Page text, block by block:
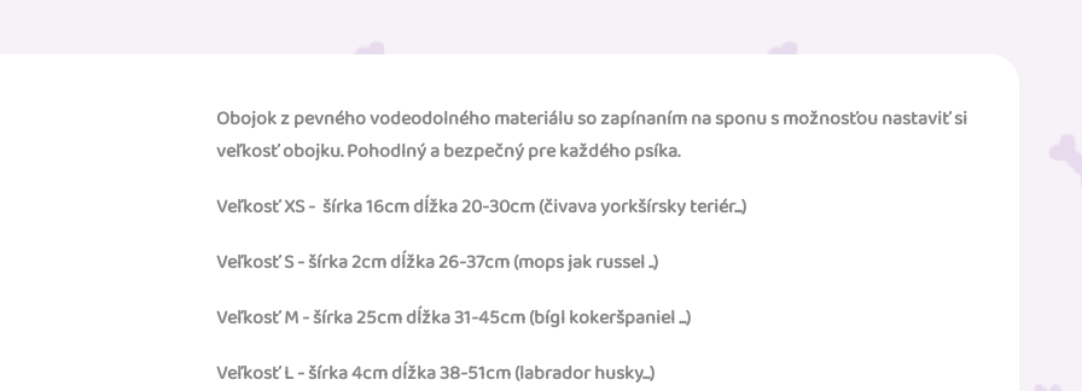
Obojok z pevného vodeodolného materiálu so zapínaním na sponu s možnosťou nastaviť si
veľkosť obojku. Pohodlný a bezpečný pre každého psíka.
Veľkosť XS - šírka 16cm dĺžka 20-30cm (čivava yorkšírsky teriér...)
Veľkosť S - šírka 2cm dĺžka 26-37cm (mops jak russel ..)
Veľkosť M - šírka 25cm dĺžka 31-45cm (bígl kokeršpaniel ...)
Veľkosť L - šírka 4cm dĺžka 38-51cm (labrador husky...)